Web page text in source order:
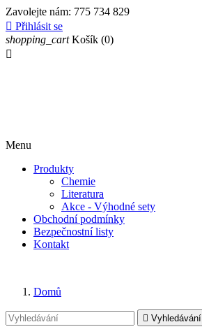
Zavolejte nám: 775 734 829
 Přihlásit se
shopping_cart Košík (0)

Menu
Produkty
Chemie
Literatura
Akce - Výhodné sety
Obchodní podmínky
Bezpečnostní listy
Kontakt
Domů
 Vyhledávání